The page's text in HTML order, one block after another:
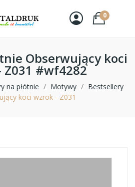
0
Obserwujący koci
Z031 #wf4282
na płótnie Motywy
Bestsellery
koci wzrok - Z031